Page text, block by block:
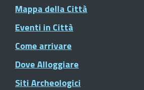
Mappa della Città
Eventi in Città
Come arrivare
Dove Alloggiare
Siti Archeologici